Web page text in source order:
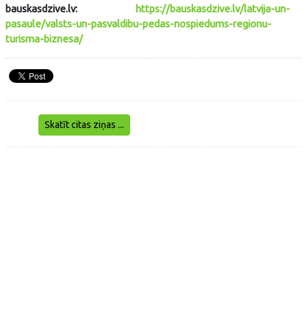
bauskasdzive.lv:
https://bauskasdzive.lv/latvija-un-
pasaule/valsts-un-pasvaldibu-pedas-nospiedums-regionu-
turisma-biznesa/
Skatīt citas ziņas ...